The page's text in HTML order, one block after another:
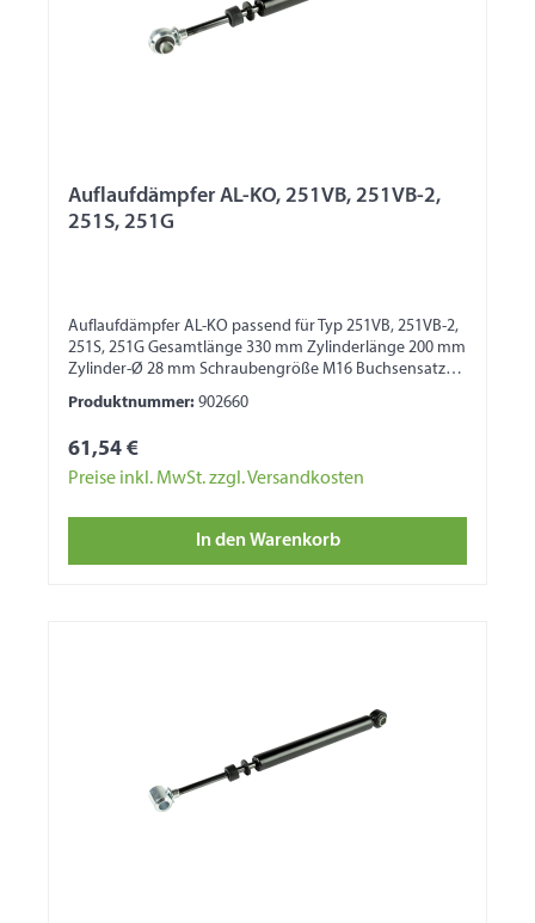
Auflaufdämpfer AL-KO, 251VB, 251VB-2,
251S, 251G
Auflaufdämpfer AL-KO passend für Typ 251VB, 251VB-2,
251S, 251G Gesamtlänge 330 mm Zylinderlänge 200 mm
Zylinder-Ø 28 mm Schraubengröße M16 Buchsensatz
für Schraubengröße M12: 647903
Produktnummer: 902660
61,54 €
Preise inkl. MwSt. zzgl. Versandkosten
In den Warenkorb